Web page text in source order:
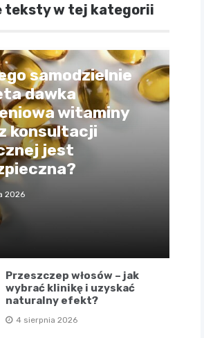
teksty w tej kategorii
samodzielnie
dawka
witaminy
konsultacji
jest
2026
Przeszczep włosów – jak
wybrać klinikę i uzyskać
naturalny efekt?
4 sierpnia 2026